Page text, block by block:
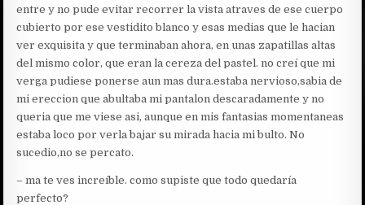
entre y no pude evitar recorrer la vista atraves de ese cuerpo
cubierto por ese vestidito blanco y esas medias que le hacian
ver exquisita y que terminaban ahora, en unas zapatillas altas
del mismo color, que eran la cereza del pastel. no creí que mi
verga pudiese ponerse aun mas dura.estaba nervioso,sabia de
mi ereccion que abultaba mi pantalon descaradamente y no
queria que me viese asi, aunque en mis fantasias momentaneas
estaba loco por verla bajar su mirada hacia mi bulto. No
sucedio,no se percato.
– ma te ves increíble. como supiste que todo quedaría
perfecto?